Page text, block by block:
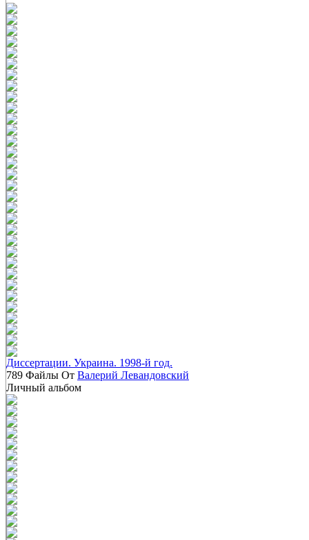
Диссертации. Украина. 1998-й год.
789 Файлы От Валерий Левандовский
Личный альбом